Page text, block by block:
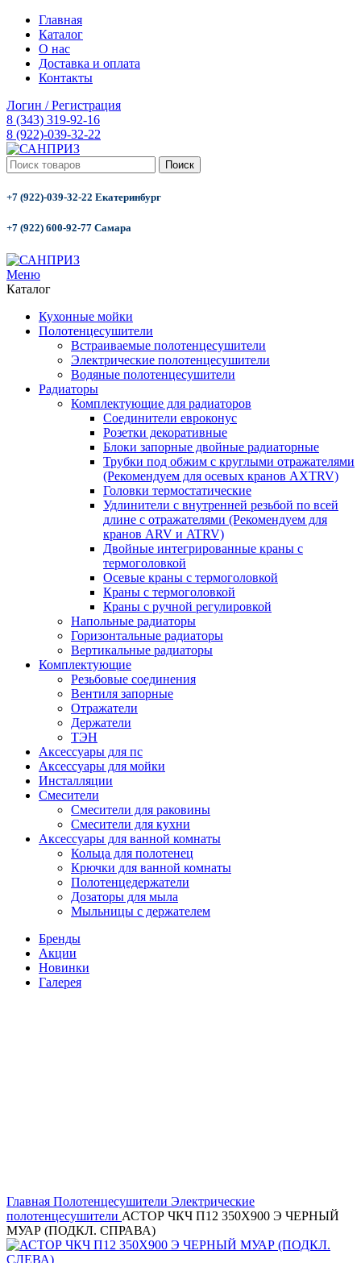
Главная
Каталог
О нас
Доставка и оплата
Контакты
Логин / Регистрация
8 (343) 319-92-16
8 (922)-039-32-22
Поиск
+7 (922)-039-32-22 Екатеринбург
+7 (922) 600-92-77 Самара
Меню
Каталог
Кухонные мойки
Полотенцесушители
Встраиваемые полотенцесушители
Электрические полотенцесушители
Водяные полотенцесушители
Радиаторы
Комплектующие для радиаторов
Соединители евроконус
Розетки декоративные
Блоки запорные двойные радиаторные
Трубки под обжим с круглыми отражателями
(Рекомендуем для осевых кранов AXTRV)
Головки термостатические
Удлинители с внутренней резьбой по всей
длине с отражателями (Рекомендуем для
кранов ARV и ATRV)
Двойные интегрированные краны с
термоголовкой
Осевые краны с термоголовкой
Краны с термоголовкой
Краны с ручной регулировкой
Напольные радиаторы
Горизонтальные радиаторы
Вертикальные радиаторы
Комплектующие
Резьбовые соединения
Вентиля запорные
Отражатели
Держатели
ТЭН
Аксессуары для пс
Аксессуары для мойки
Инсталляции
Смесители
Смесители для раковины
Смесители для кухни
Аксессуары для ванной комнаты
Кольца для полотенец
Крючки для ванной комнаты
Полотенцедержатели
Дозаторы для мыла
Мыльницы с держателем
Бренды
Акции
Новинки
Галерея
Главная Полотенцесушители Электрические
полотенцесушители АСТОР ЧКЧ П12 350Х900 Э ЧЕРНЫЙ
МУАР (ПОДКЛ. СПРАВА)